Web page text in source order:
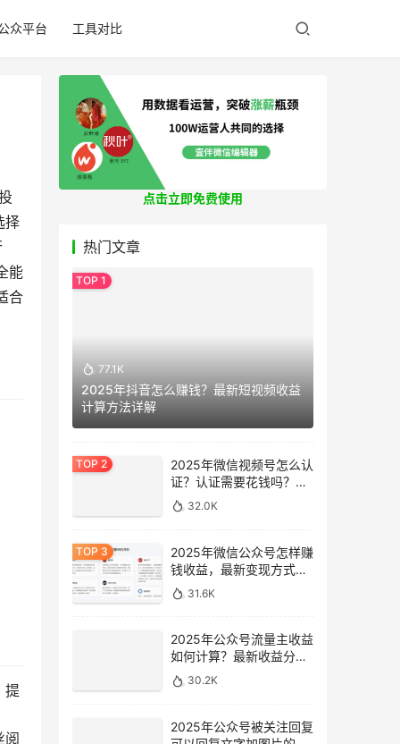
众平台 工具对比
择
能
合
提
阅
点击立即免费使用
热门文章
77.1K
2025年抖音怎么赚钱？最新短视频收益
计算方法详解
2025年微信视频号怎么认
证？认证需要花钱吗？最
新完整指南
32.0K
2025年微信公众号怎样赚
钱收益，最新变现方式完
整指南
31.6K
2025年公众号流量主收益
如何计算？最新收益分析
与提升方法
30.2K
2025年公众号被关注回复